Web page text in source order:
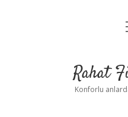
Rahat
Konforlu